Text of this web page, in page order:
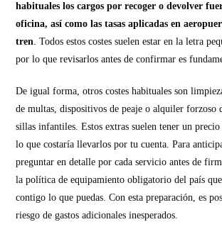
habituales los cargos por recoger o devolver
oficina, así como las tasas aplicadas en
tren. Todos estos costes suelen estar en la letra
por lo que revisarlos antes de confirmar es
De igual forma, otros costes habituales son
de multas, dispositivos de peaje o alquiler forzoso
sillas infantiles. Estos extras suelen tener un
lo que costaría llevarlos por tu cuenta. Para
preguntar en detalle por cada servicio antes de
la política de equipamiento obligatorio del país
contigo lo que puedas. Con esta preparación, es
riesgo de gastos adicionales inesperados.